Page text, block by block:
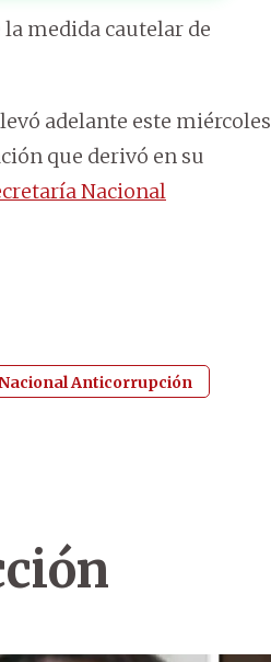
medida cautelar de
adelante este miércoles
que derivó en su
Nacional
Anticorrupción